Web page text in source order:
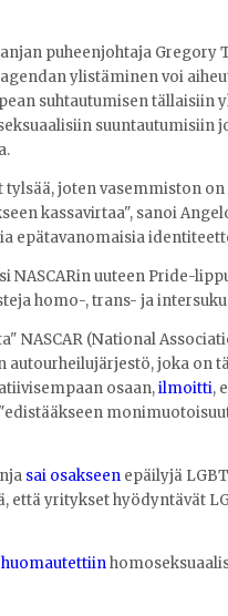
puheenjohtaja Gregory
ylistäminen voi
suhtautumisen tällaisiin
suuntautumisiin
joten vasemmiston
kassavirtaa", sanoi
epätavanomaisia
NASCARin uuteen Pride-
homo-, trans- ja
NASCAR (National
autourheilujärjestö, joka on
osaan,ilmoitti,
sai osakseen epäilyjä
että yritykset hyödyntävät
huomautettiin